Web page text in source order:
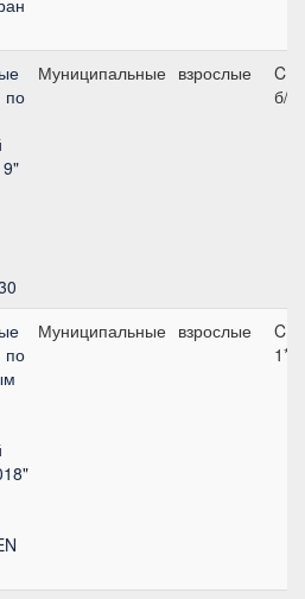
по
Муниципальные взрослые
б/у
по
Муниципальные взрослые
1*